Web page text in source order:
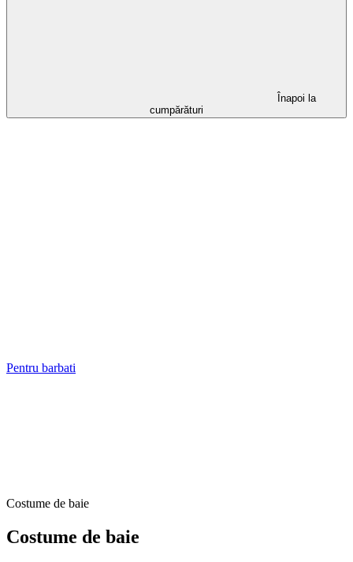
Înapoi la
cumpărături
Pentru barbati
Costume de baie
Costume de baie